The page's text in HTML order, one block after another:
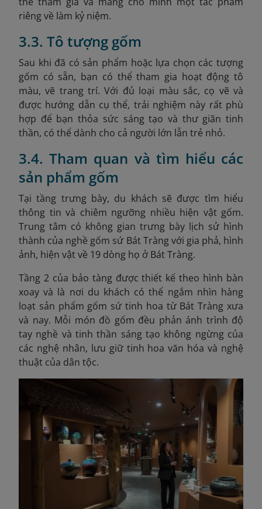
riêng về làm kỷ niệm.
3.3. Tô tượng gốm
Sau khi đã có sản phẩm hoặc lựa chọn các tượng
gốm có sẵn, bạn có thể tham gia hoạt động tô
màu, vẽ trang trí. Với đủ loại màu sắc, cọ vẽ và
được hướng dẫn cụ thể, trải nghiệm này rất phù
hợp để bạn thỏa sức sáng tạo và thư giãn tinh
thần, có thể dành cho cả người lớn lẫn trẻ nhỏ.
3.4. Tham quan và tìm hiểu các
sản phẩm gốm
Tại tầng trưng bày, du khách sẽ được tìm hiểu
thông tin và chiêm ngưỡng nhiều hiện vật gốm.
Trung tâm có không gian trưng bày lịch sử hình
thành của nghề gốm sứ Bát Tràng với gia phả, hình
ảnh, hiện vật về 19 dòng họ ở Bát Tràng.
Tầng 2 của bảo tàng được thiết kế theo hình bàn
xoay và là nơi du khách có thể ngắm nhìn hàng
loạt sản phẩm gốm sứ tinh hoa từ Bát Tràng xưa
và nay. Mỗi món đồ gốm đều phản ánh trình độ
tay nghề và tinh thần sáng tạo không ngừng của
các nghệ nhân, lưu giữ tinh hoa văn hóa và nghệ
thuật của dân tộc.